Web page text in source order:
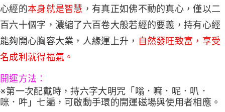
心經的本身就是智慧 ，有真正如佛不動的真心，僅以二
百六十個字，濃縮了六百卷大般若經的要義，持有心經
能夠開心胸容大業，人緣運上升， 自然發旺致富，享受
名成利就得福氣。
開運方法：
※第一次配戴時，持六字大明咒「嗡．嘛．呢．叭．
咪．吽」七遍，可啟動手環的開運磁場與使用者相應。